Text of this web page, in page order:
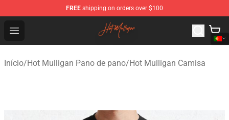
FREE shipping on orders over $100
Open menu
Hot Mulligan Shop - Official Hot Mulligan Merchandise
Início/Hot Mulligan Pano de pano/Hot Mulligan Camisa